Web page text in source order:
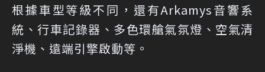
根據車型等級不同，還有Arkamys音響系
統、行車記錄器、多色環艙氣氛燈、空氣清
淨機、遠端引擎啟動等。